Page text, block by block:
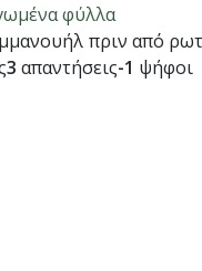
φύλλα
πριν από
3 απαντήσεις-1 ψήφοι